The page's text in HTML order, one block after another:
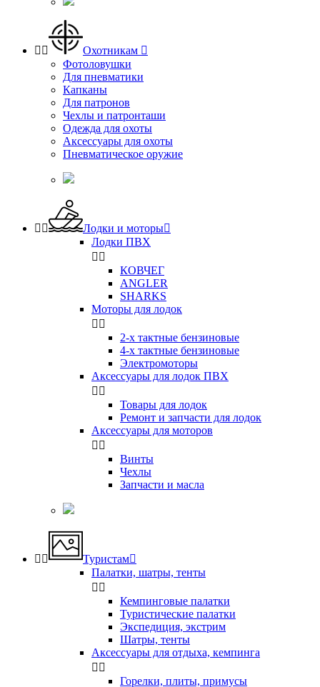
  Охотникам 
Фотоловушки
Для пневматики
Капканы
Для патронов
Чехлы и патронташи
Одежда для охоты
Аксессуары для охоты
Пневматическое оружие
  Лодки и моторы
Лодки ПВХ
 
КОВЧЕГ
ANGLER
SHARKS
Моторы для лодок
 
2-х тактные бензиновые
4-х тактные бензиновые
Электромоторы
Аксессуары для лодок ПВХ
 
Товары для лодок
Ремонт и запчасти для лодок
Аксессуары для моторов
 
Винты
Чехлы
Запчасти и масла
  Туристам
Палатки, шатры, тенты
 
Кемпинговые палатки
Туристические палатки
Экспедиция, экстрим
Шатры, тенты
Аксессуары для отдыха, кемпинга
 
Горелки, плиты, примусы